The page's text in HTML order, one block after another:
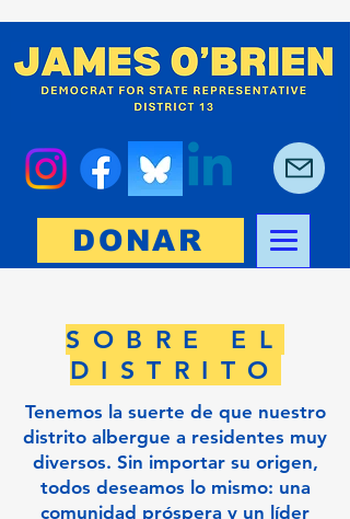
DONAR
SOBRE EL
DISTRITO
Tenemos la suerte de que nuestro
distrito albergue a residentes muy
diversos. Sin importar su origen,
todos deseamos lo mismo: una
comunidad próspera y un líder